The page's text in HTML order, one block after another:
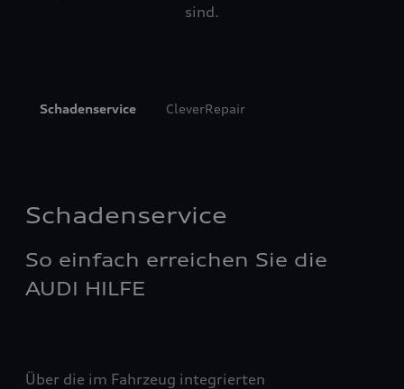
sind.
Schadenservice CleverRepair
Schadenservice
So einfach erreichen Sie die
AUDI HILFE
Über die im Fahrzeug integrierten